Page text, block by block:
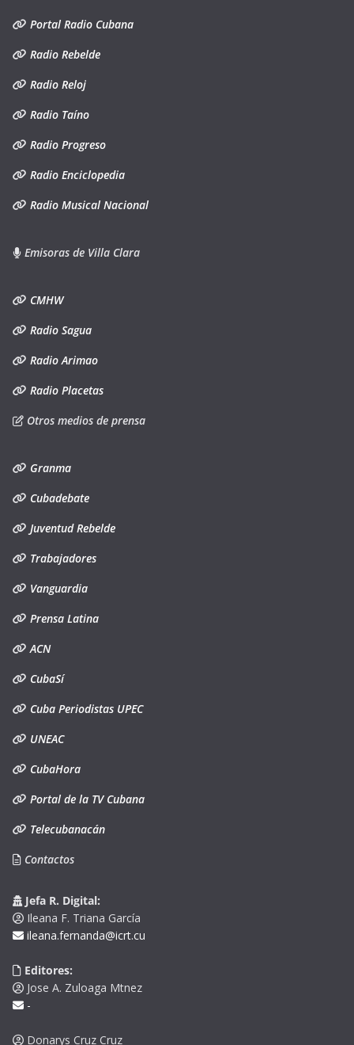
Portal Radio Cubana
Radio Rebelde
Radio Reloj
Radio Taíno
Radio Progreso
Radio Enciclopedia
Radio Musical Nacional
Emisoras de Villa Clara
CMHW
Radio Sagua
Radio Arimao
Radio Placetas
Otros medios de prensa
Granma
Cubadebate
Juventud Rebelde
Trabajadores
Vanguardia
Prensa Latina
ACN
CubaSí
Cuba Periodistas UPEC
UNEAC
CubaHora
Portal de la TV Cubana
Telecubanacán
Contactos
Jefa R. Digital:
Ileana F. Triana García
ileana.fernanda@icrt.cu
Editores:
Jose A. Zuloaga Mtnez
-
Donarys Cruz Cruz